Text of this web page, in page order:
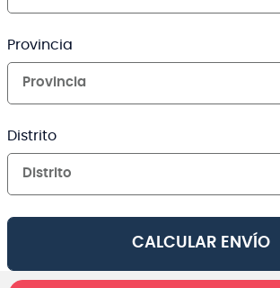
Provincia
Provincia
Distrito
Distrito
CALCULAR ENVÍO